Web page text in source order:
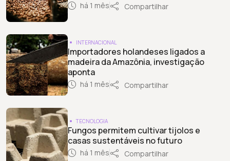
há 1 mês Compartilhar
INTERNACIONAL
Importadores holandeses ligados a
madeira da Amazônia, investigação
aponta
há 1 mês Compartilhar
TECNOLOGIA
Fungos permitem cultivar tijolos e
casas sustentáveis no futuro
há 1 mês Compartilhar